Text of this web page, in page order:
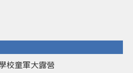
校童軍大露營